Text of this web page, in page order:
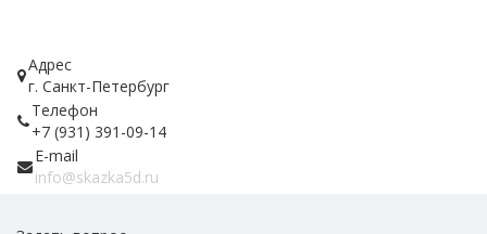
Адрес
г. Санкт-Петербург
Телефон
+7 (931) 391-09-14
E-mail
info@skazka5d.ru